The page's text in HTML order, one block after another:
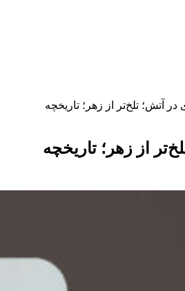
آتش؛ تلخ‌تر از زهر؛ تاریخچه
از زهر؛ تاریخچه